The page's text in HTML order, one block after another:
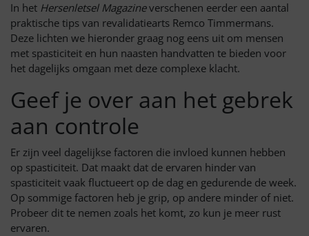
In het Hersenletsel Magazineverschenen eerder een aantal
praktische tips van revalidatiearts Remco Timmermans.
Deze lichten we hieronder graag nog eens uit om mensen
met spasticiteit en hun naasten handvatten te bieden voor
het dagelijks omgaan met deze complexe klacht.
Geef je over aan het gebrek
aan controle
Er zijn veel dagelijkse factoren die invloed kunnen hebben
op spasticiteit. Dat maakt dat de ervaren hinder van
spasticiteit vaak fluctueert op de dag en gedurende de week.
Op sommige factoren heb je grip, op andere minder of niet.
Probeer dit te nemen zoals het komt, zo kun je meer rust
ervaren.